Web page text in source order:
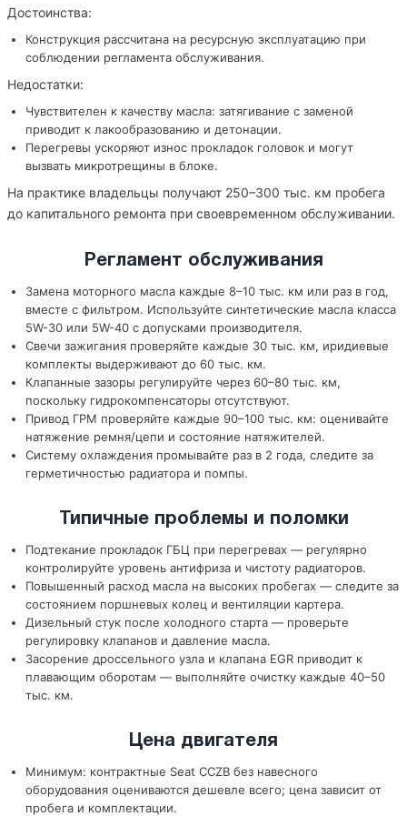
Достоинства:
Конструкция рассчитана на ресурсную эксплуатацию при
соблюдении регламента обслуживания.
Недостатки:
Чувствителен к качеству масла: затягивание с заменой
приводит к лакообразованию и детонации.
Перегревы ускоряют износ прокладок головок и могут
вызвать микротрещины в блоке.
На практике владельцы получают 250–300 тыс. км пробега
до капитального ремонта при своевременном обслуживании.
Регламент обслуживания
Замена моторного масла каждые 8–10 тыс. км или раз в год,
вместе с фильтром. Используйте синтетические масла класса
5W-30 или 5W-40 с допусками производителя.
Свечи зажигания проверяйте каждые 30 тыс. км, иридиевые
комплекты выдерживают до 60 тыс. км.
Клапанные зазоры регулируйте через 60–80 тыс. км,
поскольку гидрокомпенсаторы отсутствуют.
Привод ГРМ проверяйте каждые 90–100 тыс. км: оценивайте
натяжение ремня/цепи и состояние натяжителей.
Систему охлаждения промывайте раз в 2 года, следите за
герметичностью радиатора и помпы.
Типичные проблемы и поломки
Подтекание прокладок ГБЦ при перегревах — регулярно
контролируйте уровень антифриза и чистоту радиаторов.
Повышенный расход масла на высоких пробегах — следите за
состоянием поршневых колец и вентиляции картера.
Дизельный стук после холодного старта — проверьте
регулировку клапанов и давление масла.
Засорение дроссельного узла и клапана EGR приводит к
плавающим оборотам — выполняйте очистку каждые 40–50
тыс. км.
Цена двигателя
Минимум: контрактные Seat CCZB без навесного
оборудования оцениваются дешевле всего; цена зависит от
пробега и комплектации.